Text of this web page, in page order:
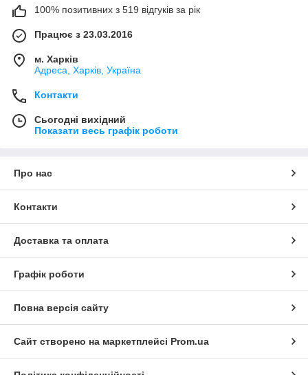
100% позитивних з 519 відгуків за рік
Працює з 23.03.2016
м. Харків
Адреса, Харків, Україна
Контакти
Сьогодні вихідний
Показати весь графік роботи
Про нас
Контакти
Доставка та оплата
Графік роботи
Повна версія сайту
Сайт створено на маркетплейсі Prom.ua